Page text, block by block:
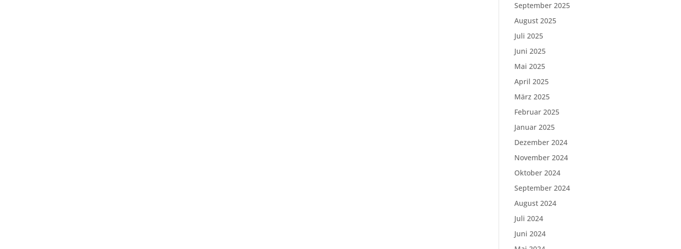
September 2025
August 2025
Juli 2025
Juni 2025
Mai 2025
April 2025
März 2025
Februar 2025
Januar 2025
Dezember 2024
November 2024
Oktober 2024
September 2024
August 2024
Juli 2024
Juni 2024